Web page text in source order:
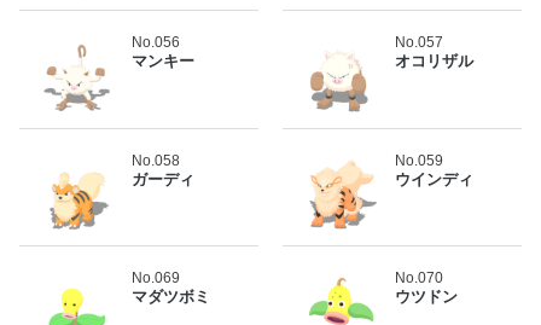
No.056
マンキー
No.057
オコリザル
No.058
ガーディ
No.059
ウインディ
No.069
マダツボミ
No.070
ウツドン